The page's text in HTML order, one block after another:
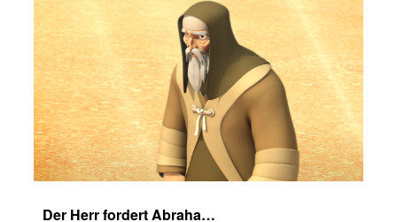
Der Herr fordert Abraham auf, seinen Sohn nach Morija zu bringen.